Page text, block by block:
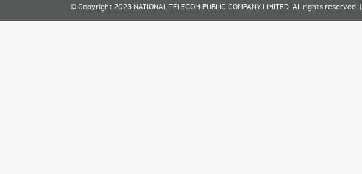
© Copyright 2023 NATIONAL TELECOM PUBLIC COMPANY LIMITED. All rights reserved. |